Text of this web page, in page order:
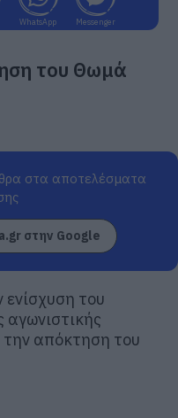
WhatsApp Messenger
του Θωμά
στα αποτελέσματα
στην Google
ενίσχυση του
αγωνιστικής
την απόκτηση του